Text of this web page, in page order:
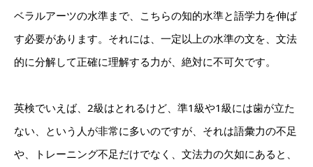
ベラルアーツの水準まで、こちらの知的水準と語学力を伸ば
す必要があります。それには、一定以上の水準の文を、文法
的に分解して正確に理解する力が、絶対に不可欠です。
英検でいえば、2級はとれるけど、準1級や1級には歯が立た
ない、という人が非常に多いのですが、それは語彙力の不足
や、トレーニング不足だけでなく、文法力の欠如にあると、